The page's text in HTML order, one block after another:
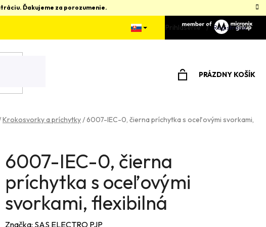
Ďakujeme za porozumenie.
Prihlásenie Registrácia
PRÁZDNY KOŠÍK
Krokosvorky a príchytky/6007-IEC-0, čierna príchytka s oceľovými svorkami,
6007-IEC-0, čierna
príchytka s oceľovými
svorkami, flexibilná
Značka: SAS ELECTRO PJP